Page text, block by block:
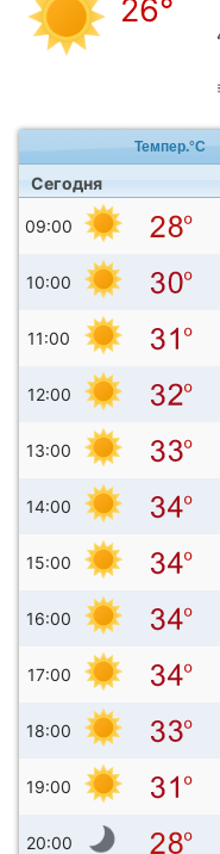
26°
Темпер.°C
Сегодня
09:00
10:00
11:00
12:00
13:00
14:00
15:00
16:00
17:00
18:00
19:00
20:00